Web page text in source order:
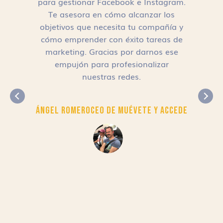
Te asesora en cómo alcanzar los
objetivos que necesita tu compañía y
cómo emprender con éxito tareas de
marketing. Gracias por darnos ese
empujón para profesionalizar
nuestras redes.
Ángel RomeroCEO de Muévete y Accede